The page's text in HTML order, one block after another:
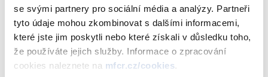
se svými partnery pro sociální média a analýzy. Partneři
tyto údaje mohou zkombinovat s dalšími informacemi,
které jste jim poskytli nebo které získali v důsledku toho,
že používáte jejich služby. Informace o zpracování
cookies naleznete na mfcr.cz/cookies
Cenový věstník 2010-11 (83 kB)